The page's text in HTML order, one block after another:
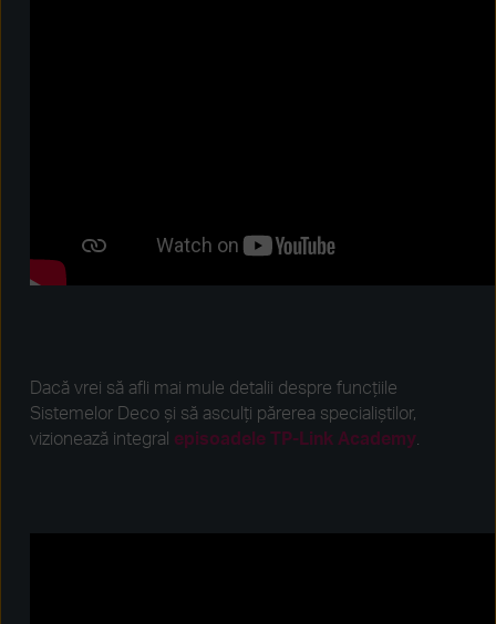
Dacă vrei să afli mai mule detalii despre funcțiile
Sistemelor Deco și să asculți părerea specialiștilor,
vizionează integral episoadele TP-Link Academy.